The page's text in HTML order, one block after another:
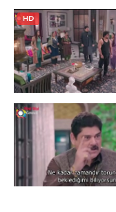
HD